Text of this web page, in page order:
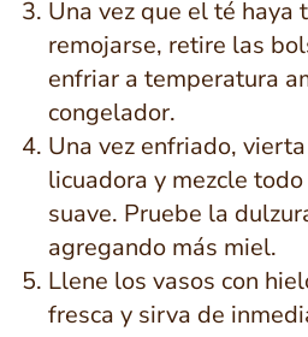
Una vez que el té haya
remojarse, retire las
enfriar a temperatura
congelador.
Una vez enfriado,
licuadora y mezcle
suave. Pruebe la
agregando más miel.
Llene los vasos con
fresca y sirva de